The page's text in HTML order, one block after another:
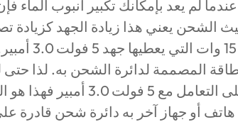
عندما لم يعد بإمكانك تكبير أنبوب
وات من
2.0 أمبير فإن كان قادرًا فقط
أو جهاز آخر به دائرة شحن قادرة